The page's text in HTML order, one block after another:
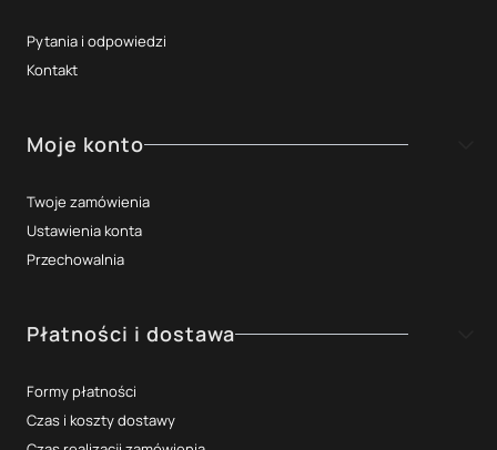
Pytania i odpowiedzi
Kontakt
Moje konto
Twoje zamówienia
Ustawienia konta
Przechowalnia
Płatności i dostawa
Formy płatności
Czas i koszty dostawy